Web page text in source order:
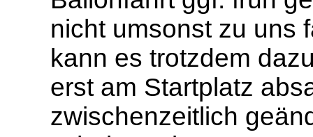
nicht umsonst zu uns
kann es trotzdem
erst am Startplatz
zwischenzeitlich